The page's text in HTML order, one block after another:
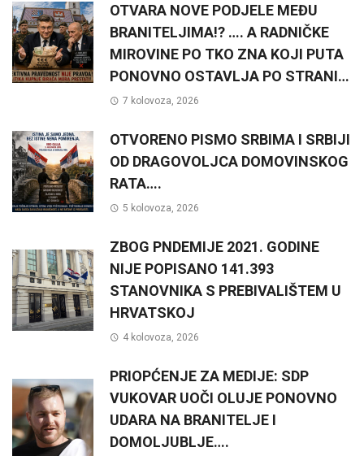
OTVARA NOVE PODJELE MEĐU
BRANITELJIMA!? …. A RADNIČKE
MIROVINE PO TKO ZNA KOJI PUTA
PONOVNO OSTAVLJA PO STRANI…
7 kolovoza, 2026
OTVORENO PISMO SRBIMA I SRBIJI
OD DRAGOVOLJCA DOMOVINSKOG
RATA….
5 kolovoza, 2026
ZBOG PNDEMIJE 2021. GODINE
NIJE POPISANO 141.393
STANOVNIKA S PREBIVALIŠTEM U
HRVATSKOJ
4 kolovoza, 2026
PRIOPĆENJE ZA MEDIJE: SDP
VUKOVAR UOČI OLUJE PONOVNO
UDARA NA BRANITELJE I
DOMOLJUBLJE….